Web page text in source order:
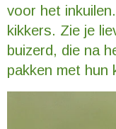
voor het
kikkers. Zie je
buizerd, die na
pakken met hun